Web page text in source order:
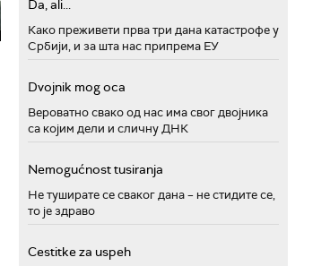
Da, ali...
Како преживети прва три дана катастрофе у
Србији, и за шта нас припрема ЕУ
Dvojnik mog oca
Вероватно свако од нас има свог двојника
са којим дели и сличну ДНК
Nemogućnost tusiranja
Не туширате се сваког дана – не стидите се,
то је здраво
Cestitke za uspeh